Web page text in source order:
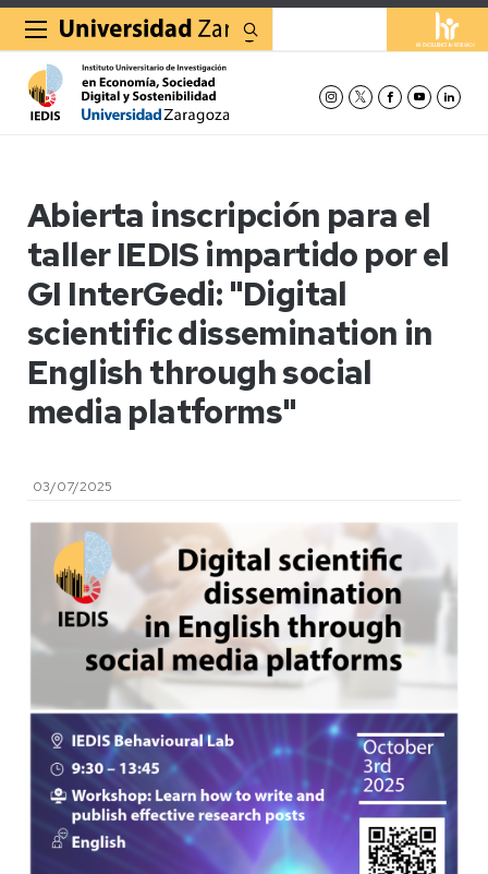
Abierta inscripción para el
taller IEDIS impartido por el
GI InterGedi: "Digital
scientific dissemination in
English through social
media platforms"
03/07/2025